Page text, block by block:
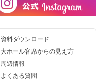
資料ダウンロード
大ホール客席からの見え方
周辺情報
よくある質問